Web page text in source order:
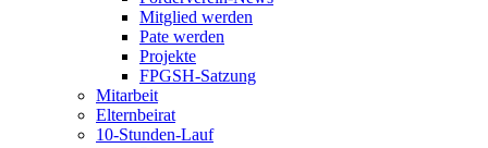
Mitglied werden
Pate werden
Projekte
FPGSH-Satzung
Mitarbeit
Elternbeirat
10-Stunden-Lauf